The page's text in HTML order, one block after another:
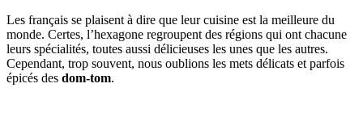
Les français se plaisent à dire que leur cuisine est la meilleure du
monde. Certes, l’hexagone regroupent des régions qui ont chacune
leurs spécialités, toutes aussi délicieuses les unes que les autres.
Cependant, trop souvent, nous oublions les mets délicats et parfois
épicés des dom-tom.